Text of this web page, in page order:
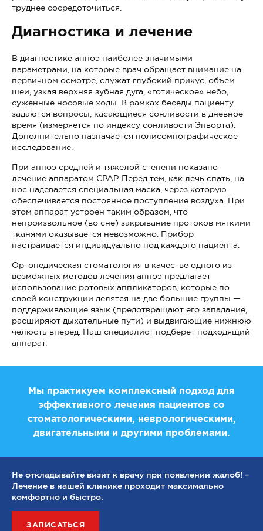
труднее сосредоточиться.
Диагностика и лечение
В диагностике апноэ наиболее значимыми
параметрами, на которые врач обращает внимание на
первичном осмотре, служат глубокий прикус, объем
шеи, узкая верхняя зубная дуга, «готическое» небо,
суженные носовые ходы. В рамках беседы пациенту
задаются вопросы, касающиеся сонливости в дневное
время (измеряется по индексу сонливости Эпворта).
Дополнительно назначается полисомнографическое
исследование.
При апноэ средней и тяжелой степени показано
лечение аппаратом СРАР. Перед тем, как лечь спать, на
нос надевается специальная маска, через которую
обеспечивается постоянное поступление воздуха. При
этом аппарат устроен таким образом, что
непроизвольное (во сне) закрывание протоков мягкими
тканями оказывается невозможно. Прибор
настраивается индивидуально под каждого пациента.
Ортопедическая стоматология в качестве одного из
возможных методов лечения апноэ предлагает
использование ротовых аппликаторов, которые по
своей конструкции делятся на две большие группы —
поддерживающие язык (предотвращают его западание,
расширяют дыхательные пути) и выдвигающие нижнюю
челюсть вперед. Наш специалист подберет подходящий
аппарат.
Мы практикуем комплексный подход для
эффективного лечения пациентов со
стоматологическими, неврологическими,
двигательными и другими проблемами.
Не откладывайте визит к врачу при появлении жалоб! –
Лечение в нашей клинике проходит максимально
комфортно и быстро.
ЗАПИСАТЬСЯ